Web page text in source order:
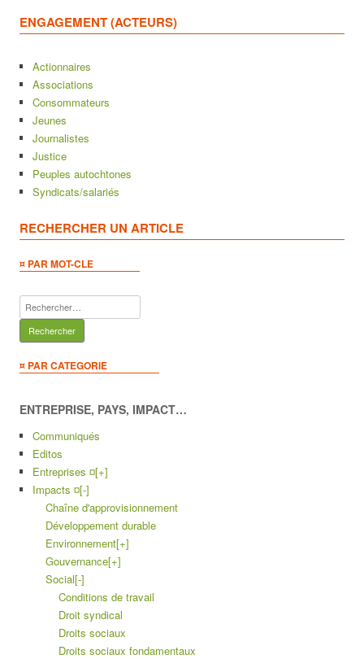
ENGAGEMENT (ACTEURS)
Actionnaires
Associations
Consommateurs
Jeunes
Journalistes
Justice
Peuples autochtones
Syndicats/salariés
RECHERCHER UN ARTICLE
¤ PAR MOT-CLE
Rechercher :
¤ PAR CATEGORIE
ENTREPRISE, PAYS, IMPACT…
Communiqués
Editos
Entreprises ¤[+]
Impacts ¤[-]
Chaîne d'approvisionnement
Développement durable
Environnement[+]
Gouvernance[+]
Social[-]
Conditions de travail
Droit syndical
Droits sociaux
Droits sociaux fondamentaux